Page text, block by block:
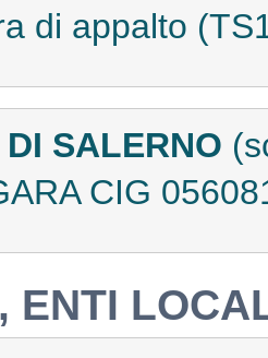
di appalto
SALERNO
CIG
ENTI